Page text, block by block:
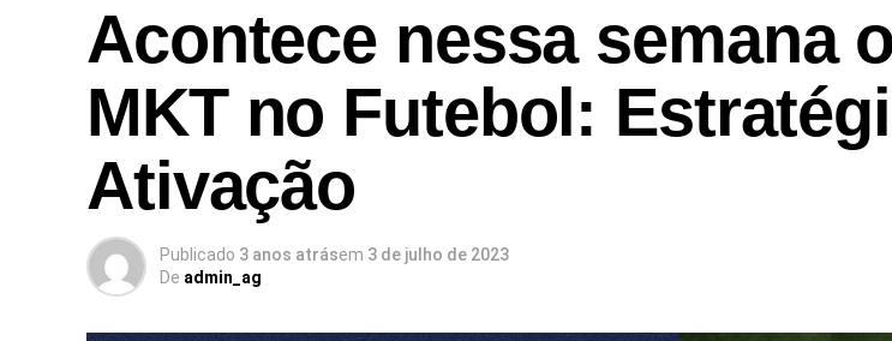
Acontece nessa semana
MKT no Futebol:
Ativação
Publicado 3 anos atrásem 3 de julho de 2023
De admin_ag